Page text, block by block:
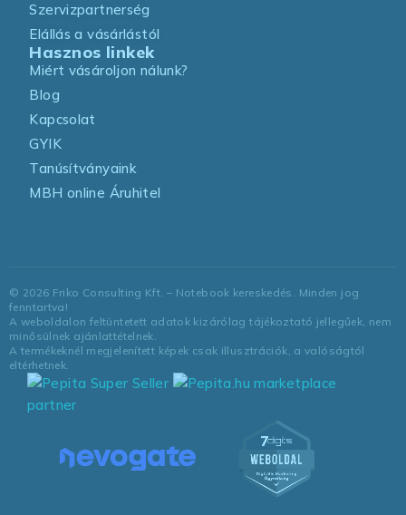
Szervizpartnerség
Elállás a vásárlástól
Hasznos linkek
Miért vásároljon nálunk?
Blog
Kapcsolat
GYIK
Tanúsítványaink
MBH online Áruhitel
© 2026 Friko Consulting Kft. – Notebook kereskedés. Minden jog
fenntartva!
A weboldalon feltüntetett adatok kizárólag tájékoztató jellegűek, nem
minősülnek ajánlattételnek.
A termékeknél megjelenített képek csak illusztrációk, a valóságtól
eltérhetnek.
marketplace
partner